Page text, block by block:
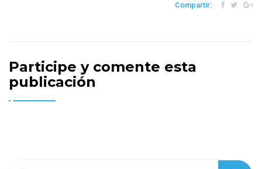
Compartir:
Participe y comente esta
publicación